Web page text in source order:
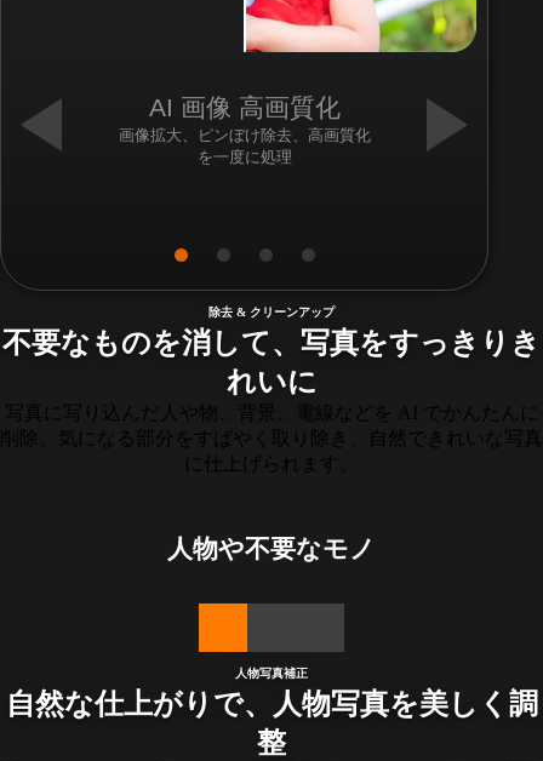
AI 画像 高画質化
画像拡大、ピンぼけ除去、高画質化
を一度に処理
除去 & クリーンアップ
不要なものを消して、写真をすっきりき
れいに
写真に写り込んだ人や物、背景、電線などを AI でかんたんに
削除。気になる部分をすばやく取り除き、自然できれいな写真
に仕上げられます。
人物や不要なモノ
人物写真補正
自然な仕上がりで、人物写真を美しく調
整